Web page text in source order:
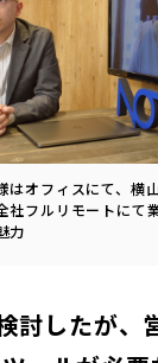
はオフィスにて、横
社フルリモートにて
力
討したが、